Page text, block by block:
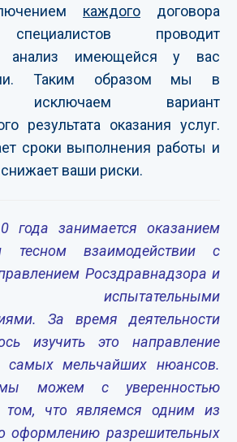
каждого договора
проводит
анализ имеющейся у вас
Таким образом мы в
исключаем вариант
результата оказания услуг.
сроки выполнения работы и
ваши риски.
занимается оказанием
тесном взаимодействии с
Росздравнадзора и
испытательными
За время деятельности
изучить это направление
самых мельчайших нюансов.
можем с уверенностью
том, что являемся одним из
оформлению разрешительных